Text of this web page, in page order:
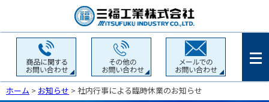
ホーム > お知らせ > 社内行事による臨時休業のお知らせ